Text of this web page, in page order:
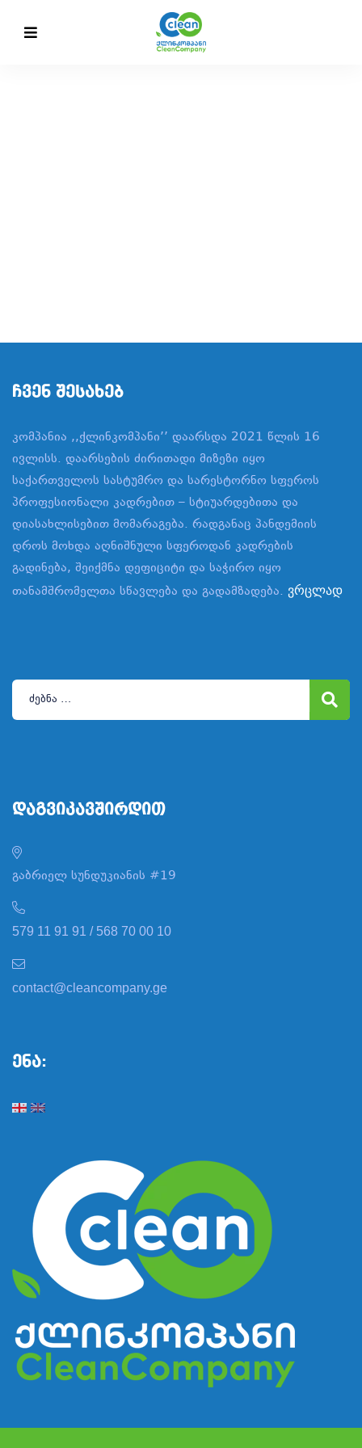
Ჩვენ Შესახებ
კომპანია ,,ქლინკომპანი’’ დაარსდა 2021 წლის 16
ივლისს. დაარსების ძირითადი მიზეზი იყო
საქართველოს სასტუმრო და სარესტორნო სფეროს
პროფესიონალი კადრებით – სტიუარდებითა და
დიასახლისებით მომარაგება. რადგანაც პანდემიის
დროს მოხდა აღნიშნული სფეროდან კადრების
გადინება, შეიქმნა დეფიციტი და საჭირო იყო
თანამშრომელთა სწავლება და გადამზადება. ვრცლად
Დაგვიკავშირდით
გაბრიელ სუნდუკიანის #19
579 11 91 91 / 568 70 00 10
contact@cleancompany.ge
Ენა: